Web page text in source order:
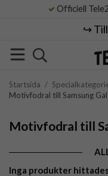
Officiell
↪️
Startsida /
Motivfodral till Samsung
Motivfodral till
Inga produkter